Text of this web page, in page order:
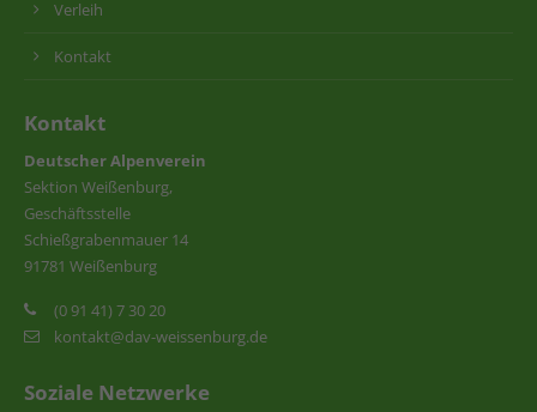
Verleih
Kontakt
Kontakt
Deutscher Alpenverein
Sektion Weißenburg,
Geschäftsstelle
Schießgrabenmauer 14
91781 Weißenburg
(0 91 41) 7 30 20
kontakt@dav-weissenburg.de
Soziale Netzwerke